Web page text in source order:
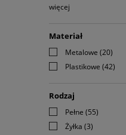
więcej
Materiał
Metalowe (20)
Plastikowe (42)
Rodzaj
Pełne (55)
Żyłka (3)